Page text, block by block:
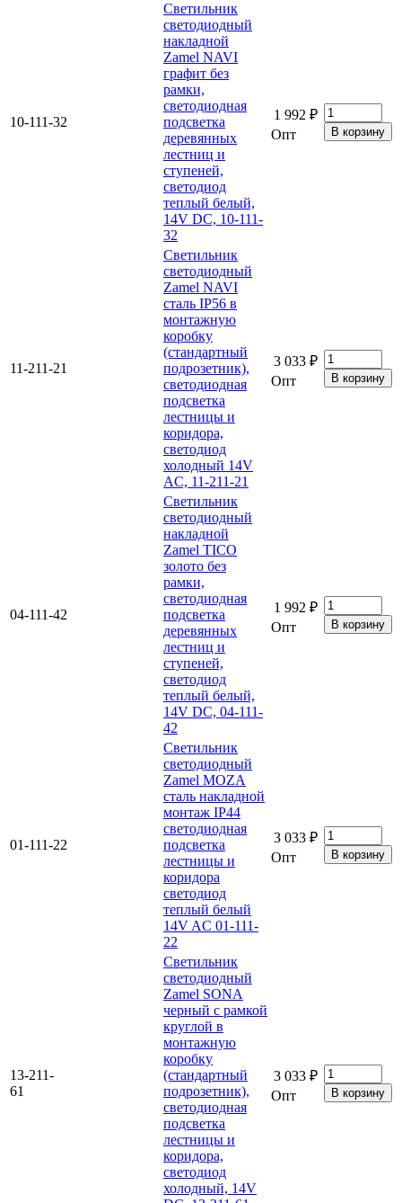
10-111-32
Светильник
светодиодный
накладной
Zamel NAVI
графит без
рамки,
светодиодная
подсветка
деревянных
лестниц и
ступеней,
светодиод
теплый белый,
14V DC, 10-111-
32
1 992 ₽
Опт
11-211-21
Светильник
светодиодный
Zamel NAVI
сталь IP56 в
монтажную
коробку
(стандартный
подрозетник),
светодиодная
подсветка
лестницы и
коридора,
светодиод
холодный 14V
AC, 11-211-21
3 033 ₽
Опт
04-111-42
Светильник
светодиодный
накладной
Zamel TICO
золото без
рамки,
светодиодная
подсветка
деревянных
лестниц и
ступеней,
светодиод
теплый белый,
14V DC, 04-111-
42
1 992 ₽
Опт
01-111-22
Светильник
светодиодный
Zamel MOZA
сталь накладной
монтаж IP44
светодиодная
подсветка
лестницы и
коридора
светодиод
теплый белый
14V AC 01-111-
22
3 033 ₽
Опт
13-211-
61
Светильник
светодиодный
Zamel SONA
черный с рамкой
круглой в
монтажную
коробку
(стандартный
подрозетник),
светодиодная
подсветка
лестницы и
коридора,
светодиод
холодный, 14V
3 033 ₽
Опт